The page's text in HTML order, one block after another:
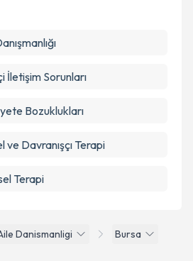
Danismanligi
Bursa
İletişim Sorunları
Bozuklukları
ve Davranışçı Terapi
Terapi